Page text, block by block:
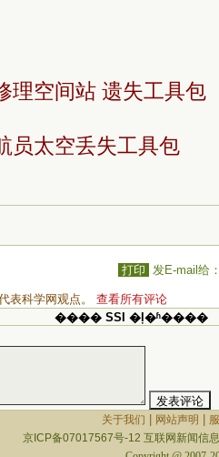
理空间站 遗失工具包
员太空丢失工具包
打印 发E-mail给
表科学网观点。 查看所有评论
���� SSI �ļ�ʱ����
关于我们 网站声明
京ICP备07017567号-12 互联网新闻信